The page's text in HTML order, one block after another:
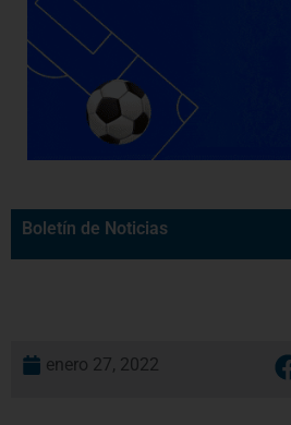
Boletín de Noticias
enero 27, 2022